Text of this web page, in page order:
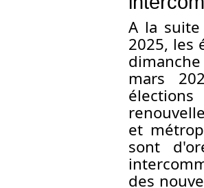
A la
2025, les
mars
et
sont
des